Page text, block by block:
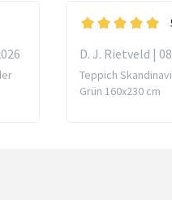
D. J. Rietveld |
Teppich
Grün 160x230 cm